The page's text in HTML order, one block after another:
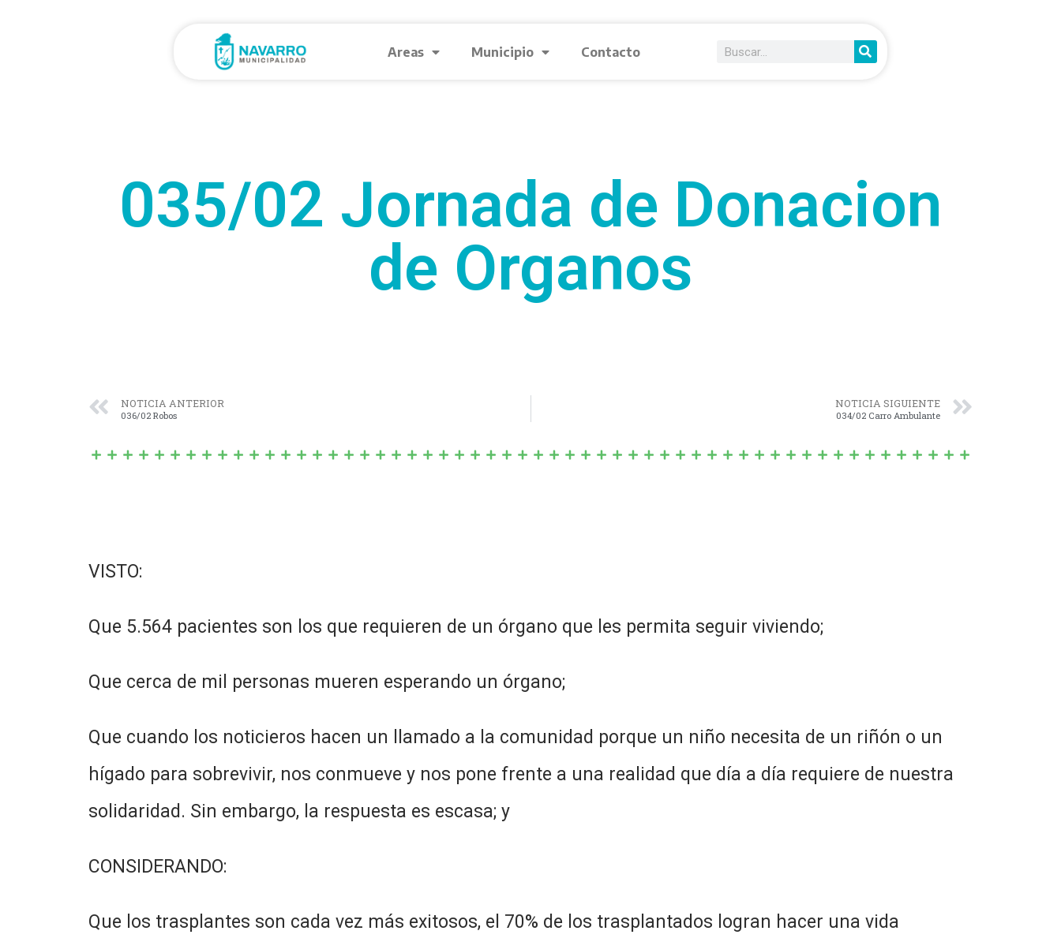
Areas Municipio Contacto
035/02 Jornada de Donacion
de Organos
NOTICIA ANTERIOR
036/02 Robos
NOTICIA SIGUIENTE
034/02 Carro Ambulante
VISTO:
Que 5.564 pacientes son los que requieren de un órgano que les permita seguir viviendo;
Que cerca de mil personas mueren esperando un órgano;
Que cuando los noticieros hacen un llamado a la comunidad porque un niño necesita de un riñón o un
hígado para sobrevivir, nos conmueve y nos pone frente a una realidad que día a día requiere de nuestra
solidaridad. Sin embargo, la respuesta es escasa; y
CONSIDERANDO:
Que los trasplantes son cada vez más exitosos, el 70% de los trasplantados logran hacer una vida